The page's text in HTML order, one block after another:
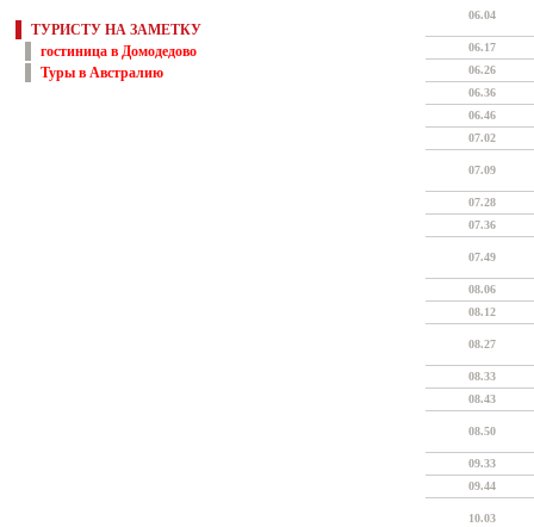
ТУРИСТУ НА ЗАМЕТКУ
гостиница в Домодедово
Туры в Австралию
06.04
06.17
06.26
06.36
06.46
07.02
07.09
07.28
07.36
07.49
08.06
08.12
08.27
08.33
08.43
08.50
09.33
09.44
10.03